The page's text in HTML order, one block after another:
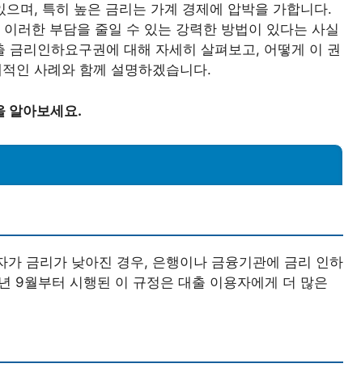
며, 특히 높은 금리는 가계 경제에 압박을 가합니다.
러한 부담을 줄일 수 있는 강력한 방법이 있다는 사실
금리인하요구권에 대해 자세히 살펴보고, 어떻게 이 권
인 사례와 함께 설명하겠습니다.
알아보세요.
금리가 낮아진 경우, 은행이나 금융기관에 금리 인하
9월부터 시행된 이 규정은 대출 이용자에게 더 많은